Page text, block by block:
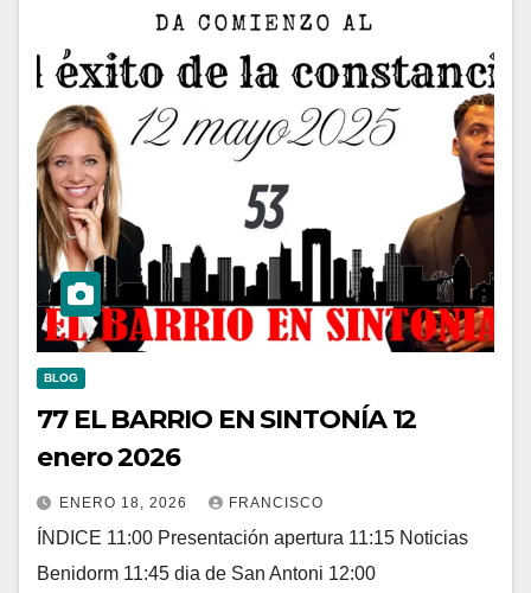
BLOG
77 EL BARRIO EN SINTONÍA 12
enero 2026
ENERO 18, 2026 FRANCISCO
ÍNDICE 11:00 Presentación apertura 11:15 Noticias
Benidorm 11:45 dia de San Antoni 12:00